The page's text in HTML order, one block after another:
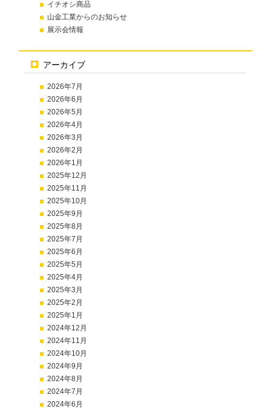
イチオシ商品
山金工業からのお知らせ
展示会情報
アーカイブ
2026年7月
2026年6月
2026年5月
2026年4月
2026年3月
2026年2月
2026年1月
2025年12月
2025年11月
2025年10月
2025年9月
2025年8月
2025年7月
2025年6月
2025年5月
2025年4月
2025年3月
2025年2月
2025年1月
2024年12月
2024年11月
2024年10月
2024年9月
2024年8月
2024年7月
2024年6月